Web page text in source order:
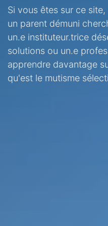
Si vous êtes sur ce
un parent démuni
un.e instituteur.trice
solutions ou un.e
apprendre davantage
qu'est le mutisme